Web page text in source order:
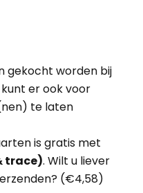
gekocht worden bij
kunt er ook voor
te laten
is gratis met
trace). Wilt u liever
(€4,58)